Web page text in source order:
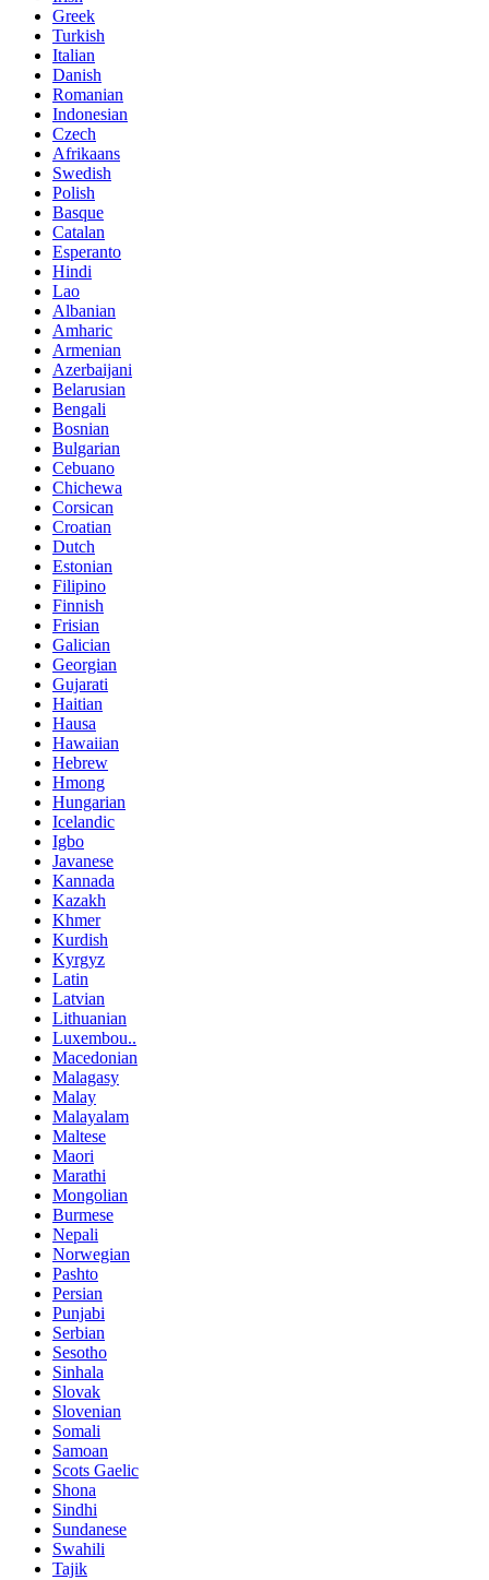
Greek
Turkish
Italian
Danish
Romanian
Indonesian
Czech
Afrikaans
Swedish
Polish
Basque
Catalan
Esperanto
Hindi
Lao
Albanian
Amharic
Armenian
Azerbaijani
Belarusian
Bengali
Bosnian
Bulgarian
Cebuano
Chichewa
Corsican
Croatian
Dutch
Estonian
Filipino
Finnish
Frisian
Galician
Georgian
Gujarati
Haitian
Hausa
Hawaiian
Hebrew
Hmong
Hungarian
Icelandic
Igbo
Javanese
Kannada
Kazakh
Khmer
Kurdish
Kyrgyz
Latin
Latvian
Lithuanian
Luxembou..
Macedonian
Malagasy
Malay
Malayalam
Maltese
Maori
Marathi
Mongolian
Burmese
Nepali
Norwegian
Pashto
Persian
Punjabi
Serbian
Sesotho
Sinhala
Slovak
Slovenian
Somali
Samoan
Scots Gaelic
Shona
Sindhi
Sundanese
Swahili
Tajik